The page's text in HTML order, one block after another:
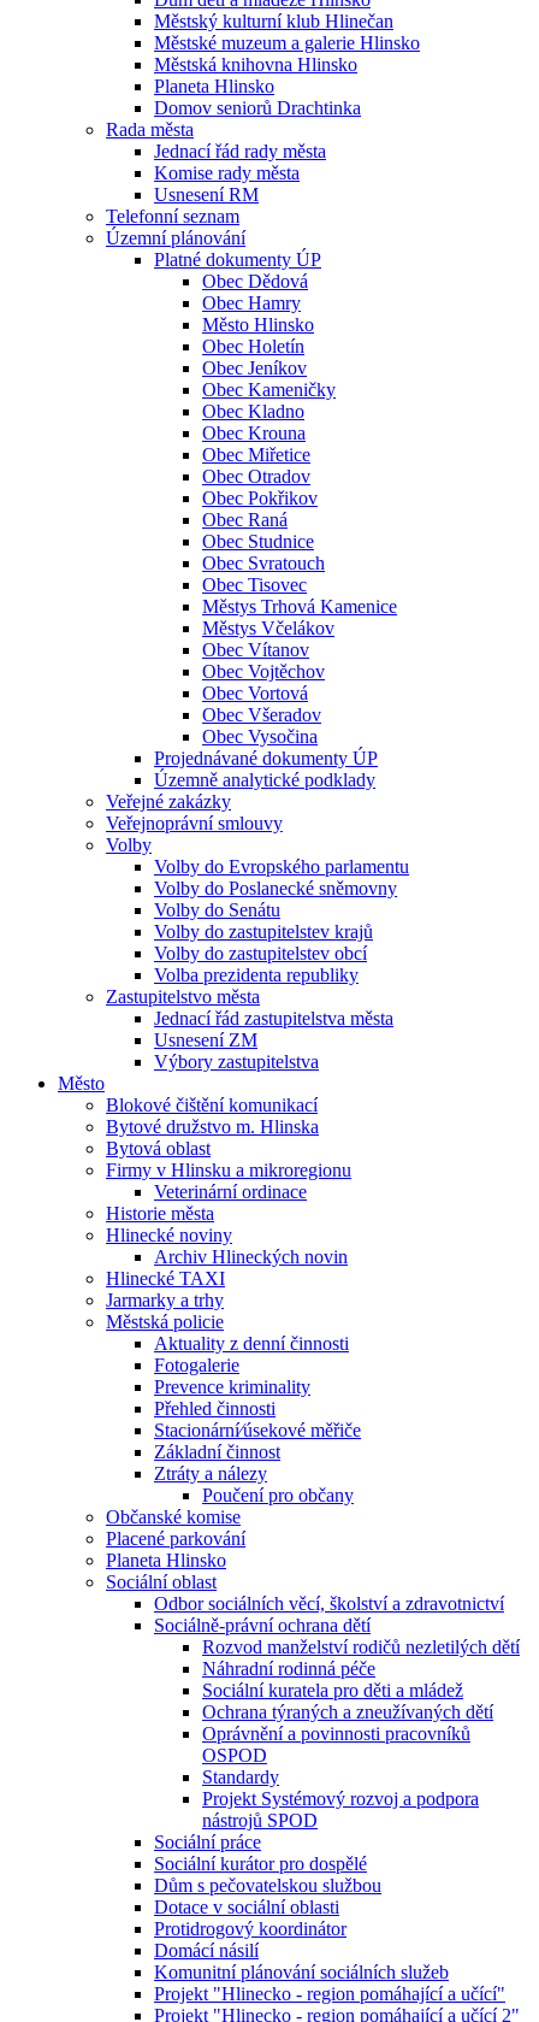
Městský kulturní klub Hlinečan
Městské muzeum a galerie Hlinsko
Městská knihovna Hlinsko
Planeta Hlinsko
Domov seniorů Drachtinka
Rada města
Jednací řád rady města
Komise rady města
Usnesení RM
Telefonní seznam
Územní plánování
Platné dokumenty ÚP
Obec Dědová
Obec Hamry
Město Hlinsko
Obec Holetín
Obec Jeníkov
Obec Kameničky
Obec Kladno
Obec Krouna
Obec Miřetice
Obec Otradov
Obec Pokřikov
Obec Raná
Obec Studnice
Obec Svratouch
Obec Tisovec
Městys Trhová Kamenice
Městys Včelákov
Obec Vítanov
Obec Vojtěchov
Obec Vortová
Obec Všeradov
Obec Vysočina
Projednávané dokumenty ÚP
Územně analytické podklady
Veřejné zakázky
Veřejnoprávní smlouvy
Volby
Volby do Evropského parlamentu
Volby do Poslanecké sněmovny
Volby do Senátu
Volby do zastupitelstev krajů
Volby do zastupitelstev obcí
Volba prezidenta republiky
Zastupitelstvo města
Jednací řád zastupitelstva města
Usnesení ZM
Výbory zastupitelstva
Město
Blokové čištění komunikací
Bytové družstvo m. Hlinska
Bytová oblast
Firmy v Hlinsku a mikroregionu
Veterinární ordinace
Historie města
Hlinecké noviny
Archiv Hlineckých novin
Hlinecké TAXI
Jarmarky a trhy
Městská policie
Aktuality z denní činnosti
Fotogalerie
Prevence kriminality
Přehled činnosti
Stacionární⁄úsekové měřiče
Základní činnost
Ztráty a nálezy
Poučení pro občany
Občanské komise
Placené parkování
Planeta Hlinsko
Sociální oblast
Odbor sociálních věcí, školství a zdravotnictví
Sociálně-právní ochrana dětí
Rozvod manželství rodičů nezletilých dětí
Náhradní rodinná péče
Sociální kuratela pro děti a mládež
Ochrana týraných a zneužívaných dětí
Oprávnění a povinnosti pracovníků
OSPOD
Standardy
Projekt Systémový rozvoj a podpora
nástrojů SPOD
Sociální práce
Sociální kurátor pro dospělé
Dům s pečovatelskou službou
Dotace v sociální oblasti
Protidrogový koordinátor
Domácí násilí
Komunitní plánování sociálních služeb
Projekt "Hlinecko - region pomáhající a učící"
Projekt "Hlinecko - region pomáhající a učící 2"